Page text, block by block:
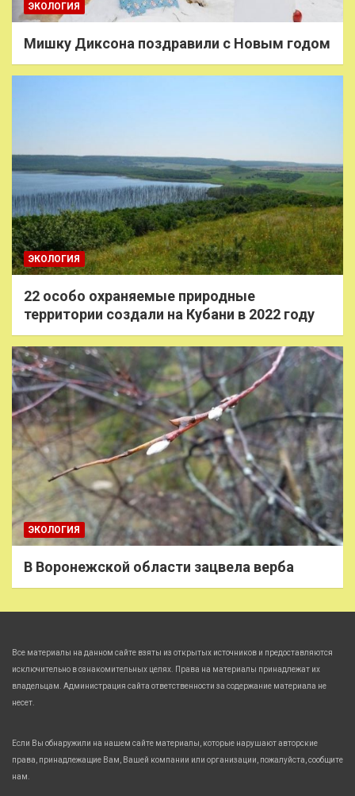
ЭКОЛОГИЯ
Мишку Диксона поздравили с Новым годом
ЭКОЛОГИЯ
22 особо охраняемые природные
территории создали на Кубани в 2022 году
ЭКОЛОГИЯ
В Воронежской области зацвела верба
Все материалы на данном сайте взяты из открытых источников и предоставляются
исключительно в ознакомительных целях. Права на материалы принадлежат их
владельцам. Администрация сайта ответственности за содержание материала не
несет.
Если Вы обнаружили на нашем сайте материалы, которые нарушают авторские
права, принадлежащие Вам, Вашей компании или организации, пожалуйста, сообщите
нам.